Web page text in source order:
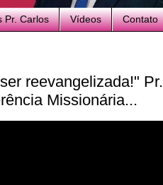
Pr. Carlos Vídeos Contato
reevangelizada!" Pr.
Missionária...